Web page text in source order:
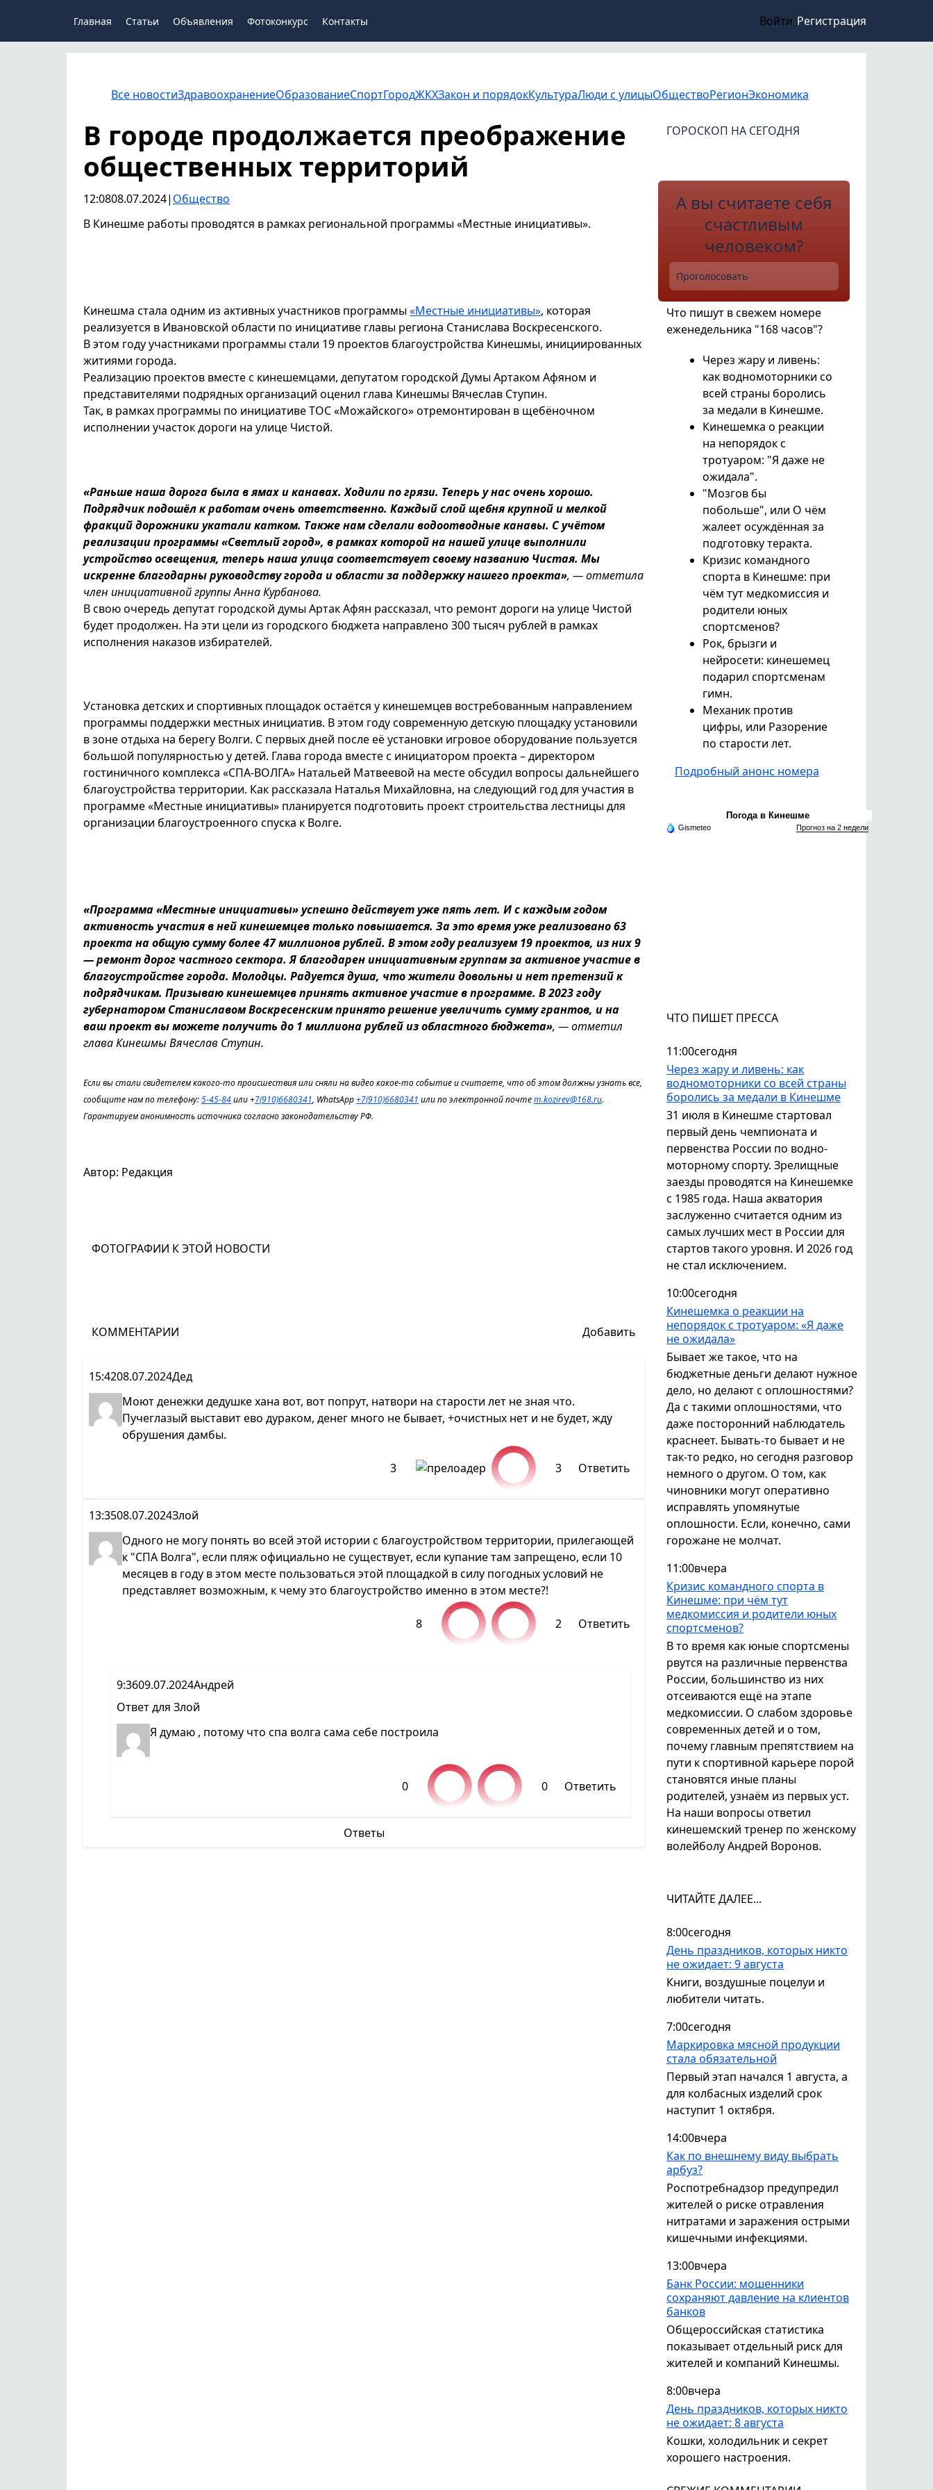
Главная Статьи Объявления Фотоконкурс Контакты Войти Регистрация
Все новостиЗдравоохранениеОбразованиеСпортГородЖКХЗакон и порядокКультураЛюди с улицыОбществоРегионЭкономика
ЧТО ПИШЕТ ПРЕССА
11:00сегодня
Через жару и ливень: как
водномоторники со всей страны
боролись за медали в Кинешме
31 июля в Кинешме стартовал
первый день чемпионата и
первенства России по водно-
моторному спорту. Зрелищные
заезды проводятся на Кинешемке
с 1985 года. Наша акватория
заслуженно считается одним из
самых лучших мест в России для
стартов такого уровня. И 2026 год
не стал исключением.
10:00сегодня
Кинешемка о реакции на
непорядок с тротуаром: «Я даже
не ожидала»
Бывает же такое, что на
бюджетные деньги делают нужное
дело, но делают с оплошностями?
Да с такими оплошностями, что
даже посторонний наблюдатель
краснеет. Бывать-то бывает и не
так-то редко, но сегодня разговор
немного о другом. О том, как
чиновники могут оперативно
исправлять упомянутые
оплошности. Если, конечно, сами
горожане не молчат.
11:00вчера
Кризис командного спорта в
Кинешме: при чём тут
медкомиссия и родители юных
спортсменов?
В то время как юные спортсмены
рвутся на различные первенства
России, большинство из них
отсеиваются ещё на этапе
медкомиссии. О слабом здоровье
современных детей и о том,
почему главным препятствием на
пути к спортивной карьере порой
становятся иные планы
родителей, узнаём из первых уст.
На наши вопросы ответил
кинешемский тренер по женскому
волейболу Андрей Воронов.
ЧИТАЙТЕ ДАЛЕЕ...
8:00сегодня
День праздников, которых никто
не ожидает: 9 августа
Книги, воздушные поцелуи и
любители читать.
7:00сегодня
Маркировка мясной продукции
стала обязательной
Первый этап начался 1 августа, а
для колбасных изделий срок
наступит 1 октября.
14:00вчера
Как по внешнему виду выбрать
арбуз?
Роспотребнадзор предупредил
жителей о риске отравления
нитратами и заражения острыми
кишечными инфекциями.
13:00вчера
Банк России: мошенники
сохраняют давление на клиентов
банков
Общероссийская статистика
показывает отдельный риск для
жителей и компаний Кинешмы.
8:00вчера
День праздников, которых никто
не ожидает: 8 августа
Кошки, холодильник и секрет
хорошего настроения.
В городе продолжается преображение
общественных территорий
12:0808.07.2024| Общество
В Кинешме работы проводятся в рамках региональной программы «Местные инициативы».
Кинешма стала одним из активных участников программы«Местные инициативы», которая
реализуется в Ивановской области по инициативе главы региона Станислава Воскресенского.
В этом году участниками программы стали 19 проектов благоустройства Кинешмы, инициированных
житиями города.
Реализацию проектов вместе с кинешемцами, депутатом городской Думы Артаком Афяном и
представителями подрядных организаций оценил глава Кинешмы Вячеслав Ступин.
Так, в рамках программы по инициативе ТОС «Можайского» отремонтирован в щебёночном
исполнении участок дороги на улице Чистой.
«Раньше наша дорога была в ямах и канавах. Ходили по грязи. Теперь у нас очень хорошо.
Подрядчик подошёл к работам очень ответственно. Каждый слой щебня крупной и мелкой
фракций дорожники укатали катком. Также нам сделали водоотводные канавы. С учётом
реализации программы «Светлый город», в рамках которой на нашей улице выполнили
устройство освещения, теперь наша улица соответствует своему названию Чистая. Мы
искренне благодарны руководству города и области за поддержку нашего проекта», — отметила
член инициативной группы Анна Курбанова.
В свою очередь депутат городской думы Артак Афян рассказал, что ремонт дороги на улице Чистой
будет продолжен. На эти цели из городского бюджета направлено 300 тысяч рублей в рамках
исполнения наказов избирателей.
Установка детских и спортивных площадок остаётся у кинешемцев востребованным направлением
программы поддержки местных инициатив. В этом году современную детскую площадку установили
в зоне отдыха на берегу Волги. С первых дней после её установки игровое оборудование пользуется
большой популярностью у детей. Глава города вместе с инициатором проекта – директором
гостиничного комплекса «СПА-ВОЛГА» Натальей Матвеевой на месте обсудил вопросы дальнейшего
благоустройства территории. Как рассказала Наталья Михайловна, на следующий год для участия в
программе «Местные инициативы» планируется подготовить проект строительства лестницы для
организации благоустроенного спуска к Волге.
«Программа «Местные инициативы» успешно действует уже пять лет. И с каждым годом
активность участия в ней кинешемцев только повышается. За это время уже реализовано 63
проекта на общую сумму более 47 миллионов рублей. В этом году реализуем 19 проектов, из них 9
— ремонт дорог частного сектора. Я благодарен инициативным группам за активное участие в
благоустройстве города. Молодцы. Радуется душа, что жители довольны и нет претензий к
подрядчикам. Призываю кинешемцев принять активное участие в программе. В 2023 году
губернатором Станиславом Воскресенским принято решение увеличить сумму грантов, и на
ваш проект вы можете получить до 1 миллиона рублей из областного бюджета», — отметил
глава Кинешмы Вячеслав Ступин.
Если вы стали свидетелем какого-то происшествия или сняли на видео какое-то событие и считаете, что об этом должны узнать все,
сообщите нам по телефону:5-45-84или +7(910)6680341, WhatsApp+7(910)6680341 или по электронной почтеm.kozirev@168.ru.
Гарантируем анонимность источника согласно законодательству РФ.
Автор: Редакция
ФОТОГРАФИИ К ЭТОЙ НОВОСТИ
КОММЕНТАРИИ Добавить
15:4208.07.2024Дед
Моют денежки дедушке хана вот, вот попрут, натвори на старости лет не зная что.
Пучеглазый выставит ево дураком, денег много не бывает, +очистных нет и не будет, жду
обрушения дамбы.
3 3 Ответить
13:3508.07.2024Злой
Одного не могу понять во всей этой истории с благоустройством территории, прилегающей
к "СПА Волга", если пляж официально не существует, если купание там запрещено, если 10
месяцев в году в этом месте пользоваться этой площадкой в силу погодных условий не
представляет возможным, к чему это благоустройство именно в этом месте?!
8 2 Ответить
9:3609.07.2024Андрей
Ответ для Злой
Я думаю , потому что спа волга сама себе построила
0 0 Ответить
Ответы
ГОРОСКОП НА СЕГОДНЯ
А вы считаете себя
счастливым
человеком?
Проголосовать
Что пишут в свежем номере
еженедельника "168 часов"?
Через жару и ливень:
как водномоторники со
всей страны боролись
за медали в Кинешме.
Кинешемка о реакции
на непорядок с
тротуаром: "Я даже не
ожидала".
"Мозгов бы
побольше", или О чём
жалеет осуждённая за
подготовку теракта.
Кризис командного
спорта в Кинешме: при
чём тут медкомиссия и
родители юных
спортсменов?
Рок, брызги и
нейросети: кинешемец
подарил спортсменам
гимн.
Механик против
цифры, или Разорение
по старости лет.
Подробный анонс номера
Погода в Кинешме
Gismeteo Прогноз на 2 недели